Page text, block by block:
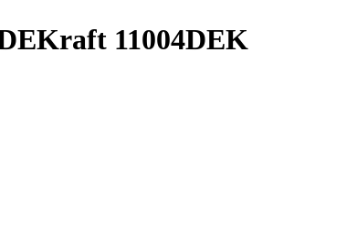
11004DEK